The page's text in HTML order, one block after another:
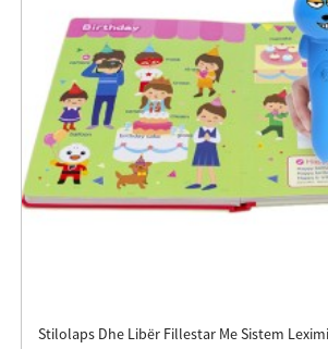
Stilolaps Dhe Libër Fillestar Me Sistem